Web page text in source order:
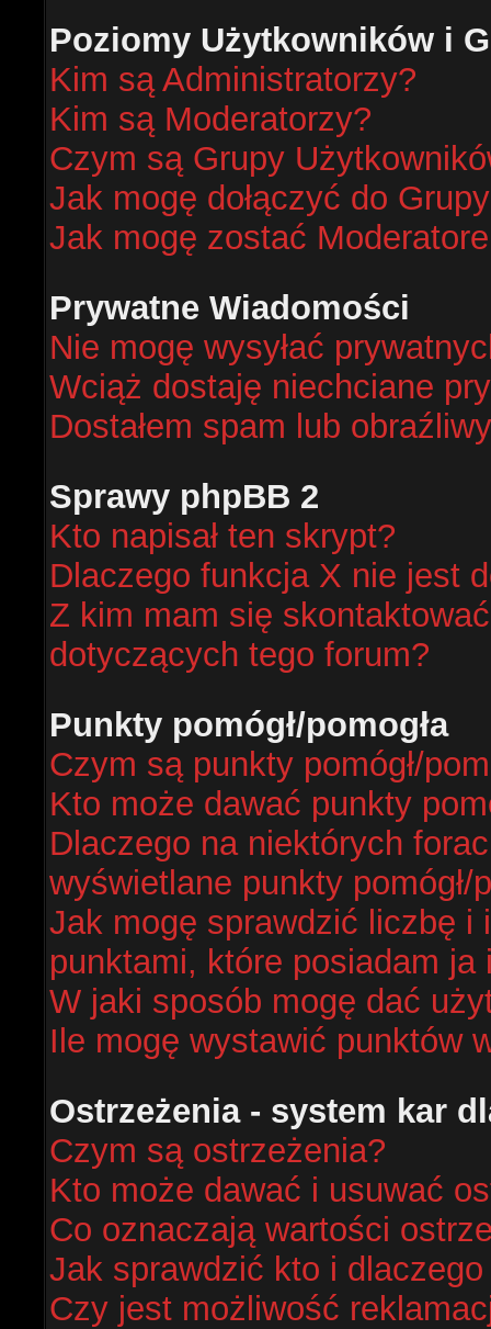
Poziomy Użytkowników i
Kim są Administratorzy?
Kim są Moderatorzy?
Czym są Grupy
Jak mogę dołączyć do
Jak mogę zostać
Prywatne Wiadomości
Nie mogę wysyłać
Wciąż dostaję niechciane
Dostałem spam lub
Sprawy phpBB 2
Kto napisał ten skrypt?
Dlaczego funkcja X nie jest
Z kim mam się
dotyczących tego forum?
Punkty pomógł/pomogła
Czym są punkty pomógł/
Kto może dawać punkty
Dlaczego na niektórych
wyświetlane punkty pomógł/
Jak mogę sprawdzić liczbę i
punktami, które posiadam
W jaki sposób mogę dać
Ile mogę wystawić punktów
Ostrzeżenia - system kar
Czym są ostrzeżenia?
Kto może dawać i usuwać
Co oznaczają wartości
Jak sprawdzić kto i dlaczego
Czy jest możliwość